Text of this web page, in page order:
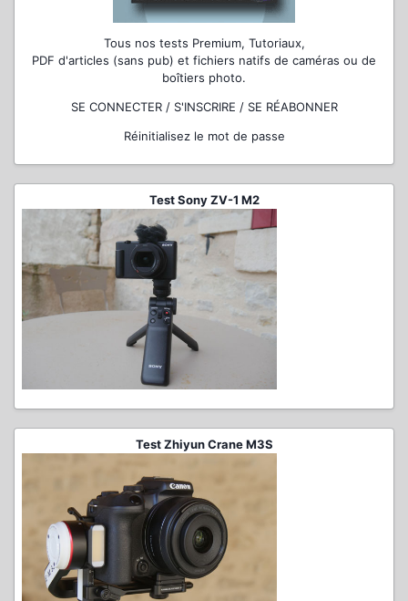
Tous nos tests Premium, Tutoriaux,
PDF d'articles (sans pub) et fichiers natifs de caméras ou de
boîtiers photo.
SE CONNECTER / S'INSCRIRE / SE RÉABONNER
Réinitialisez le mot de passe
Test Sony ZV-1 M2
Test Zhiyun Crane M3S